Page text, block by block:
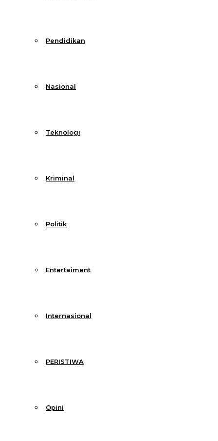
Pendidikan
Nasional
Teknologi
Kriminal
Politik
Entertaiment
Internasional
PERISTIWA
Opini